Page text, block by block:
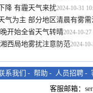
降 有霾天气来扰2024-10-31
气为主 部分地区清晨有雾
开始全省天气转晴2024-10-27
西局地雾扰注意防范2024-
系我们 - 帮助 - 人员招聘 -
客服邮箱：